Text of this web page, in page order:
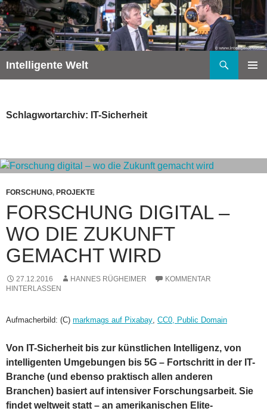
Zum
Inhalt
springen
Intelligente Welt
Schlagwortarchiv: IT-Sicherheit
FORSCHUNG, PROJEKTE
FORSCHUNG DIGITAL –
WO DIE ZUKUNFT
GEMACHT WIRD
27.12.2016 HANNES RÜGHEIMER
KOMMENTAR
HINTERLASSEN
Aufmacherbild: (C) markmags auf Pixabay CC0, Public Domain
Von IT-Sicherheit bis zur künstlichen Intelligenz, von
intelligenten Umgebungen bis 5G – Fortschritt in der IT-
Branche (und ebenso praktisch allen anderen
Branchen) basiert auf intensiver Forschungsarbeit. Sie
findet weltweit statt – an amerikanischen Elite-